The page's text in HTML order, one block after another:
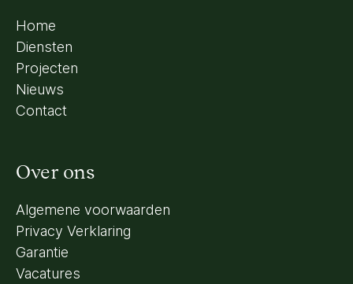
Home
Diensten
Projecten
Nieuws
Contact
Over ons
Algemene voorwaarden
Privacy Verklaring
Garantie
Vacatures